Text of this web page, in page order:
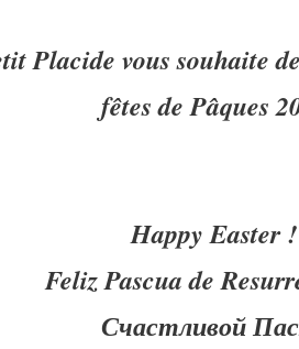
Placide vous souhaite
fêtes de Pâques
Happy Easter !
Feliz Pascua de
Счастливой